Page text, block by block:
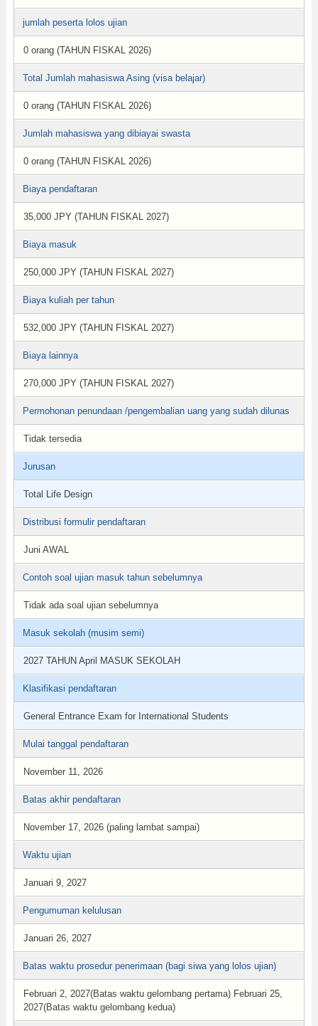
jumlah peserta lolos ujian
0 orang (TAHUN FISKAL 2026)
Total Jumlah mahasiswa Asing (visa belajar)
0 orang (TAHUN FISKAL 2026)
Jumlah mahasiswa yang dibiayai swasta
0 orang (TAHUN FISKAL 2026)
Biaya pendaftaran
35,000 JPY (TAHUN FISKAL 2027)
Biaya masuk
250,000 JPY (TAHUN FISKAL 2027)
Biaya kuliah per tahun
532,000 JPY (TAHUN FISKAL 2027)
Biaya lainnya
270,000 JPY (TAHUN FISKAL 2027)
Permohonan penundaan /pengembalian uang yang sudah dilunas
Tidak tersedia
Jurusan
Total Life Design
Distribusi formulir pendaftaran
Juni AWAL
Contoh soal ujian masuk tahun sebelumnya
Tidak ada soal ujian sebelumnya
Masuk sekolah (musim semi)
2027 TAHUN April MASUK SEKOLAH
Klasifikasi pendaftaran
General Entrance Exam for International Students
Mulai tanggal pendaftaran
November 11, 2026
Batas akhir pendaftaran
November 17, 2026 (paling lambat sampai)
Waktu ujian
Januari 9, 2027
Pengumuman kelulusan
Januari 26, 2027
Batas waktu prosedur penerimaan (bagi siwa yang lolos ujian)
Februari 2, 2027(Batas waktu gelombang pertama) Februari 25,
2027(Batas waktu gelombang kedua)